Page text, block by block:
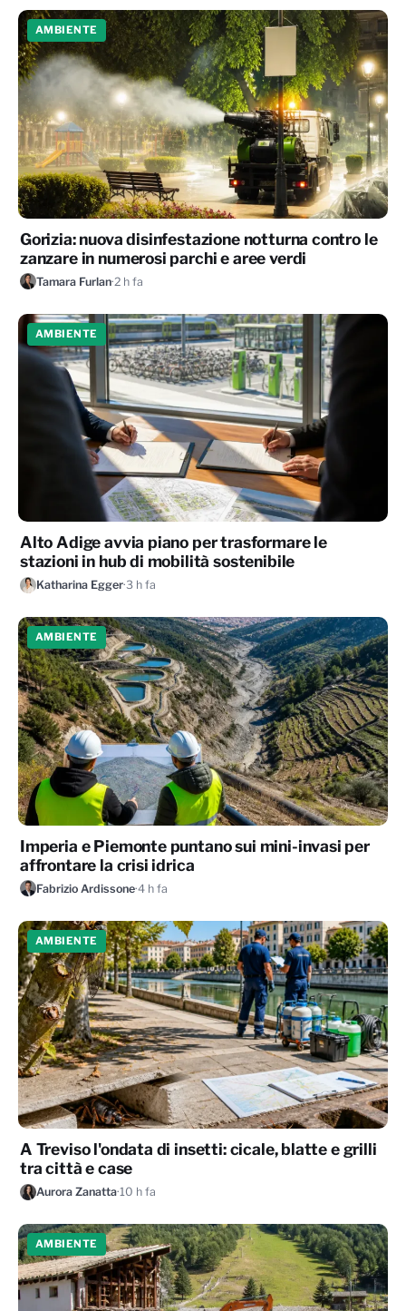
AMBIENTE
Gorizia: nuova disinfestazione notturna contro le
zanzare in numerosi parchi e aree verdi
Tamara Furlan·2 h fa
AMBIENTE
Alto Adige avvia piano per trasformare le
stazioni in hub di mobilità sostenibile
Katharina Egger·3 h fa
AMBIENTE
Imperia e Piemonte puntano sui mini-invasi per
affrontare la crisi idrica
Fabrizio Ardissone·4 h fa
AMBIENTE
A Treviso l'ondata di insetti: cicale, blatte e grilli
tra città e case
Aurora Zanatta·10 h fa
AMBIENTE